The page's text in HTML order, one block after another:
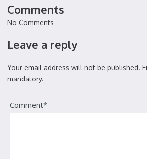
Comments
No Comments
Leave a reply
Your email address will not be published.
mandatory.
Comment*